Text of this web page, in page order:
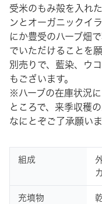
受米のもみ殻を入れ
ンとオーガニックイ
にか豊受のハーブ畑
でいただけることを
別売りで、藍染、ウ
もございます。
※ハーブの在庫状況
ところで、来季収穫
なにとぞご了承願いま
組成
充填物